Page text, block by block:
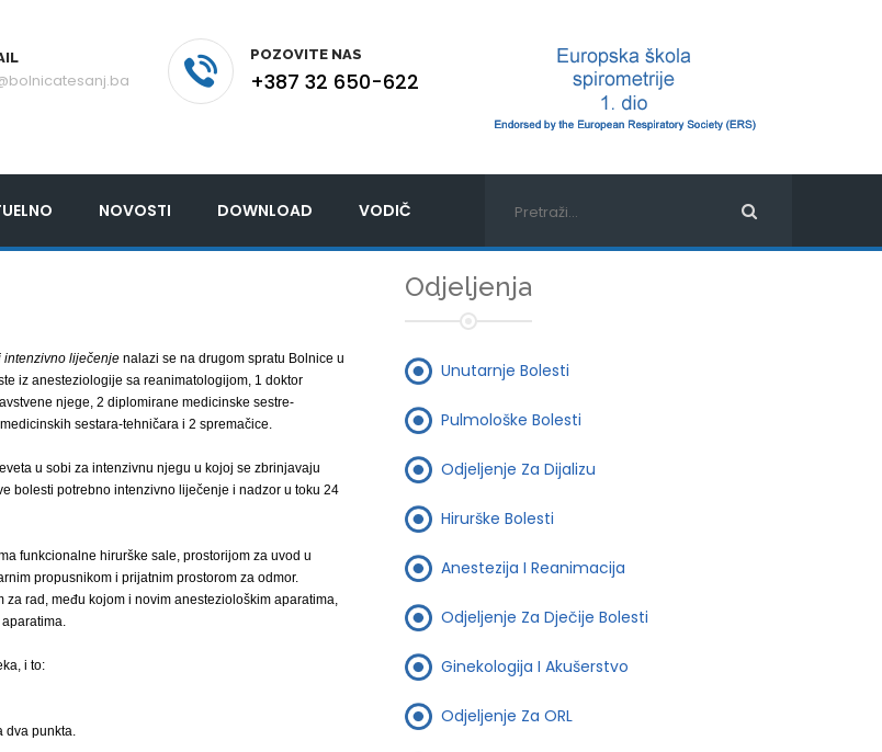
POZOVITE NAS
+387 32 650-622
NOVOSTI DOWNLOAD VODIČ
intenzivno liječenje nalazi se na drugom spratu Bolnice u
iz anesteziologije sa reanimatologijom, 1 doktor
njege, 2 diplomirane medicinske sestre-
sestara-tehničara i 2 spremačice.
u sobi za intenzivnu njegu u kojoj se zbrinjavaju
bolesti potrebno intenzivno liječenje i nadzor u toku 24
funkcionalne hirurške sale, prostorijom za uvod u
propusnikom i prijatnim prostorom za odmor.
za rad, među kojom i novim anesteziološkim aparatima,
i to:
dva punkta.
Odjeljenja
Unutarnje Bolesti
Pulmološke Bolesti
Odjeljenje Za Dijalizu
Hirurške Bolesti
Anestezija I Reanimacija
Odjeljenje Za Dječije Bolesti
Ginekologija I Akušerstvo
Odjeljenje Za ORL